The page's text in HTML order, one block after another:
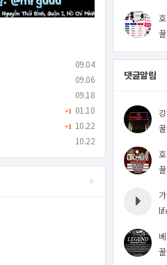
09.04
09.06
09.18
+1 01.10
+1 10.22
10.22
+
댓글알림